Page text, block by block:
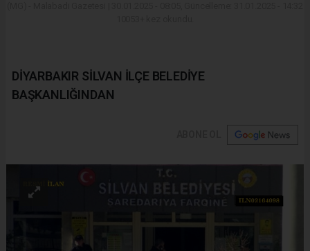
DİYARBAKIR SİLVAN İLÇE BELEDİYE
BAŞKANLIĞINDAN